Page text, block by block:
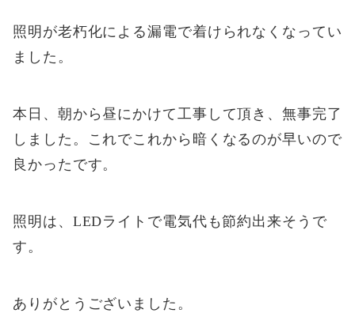
照明が老朽化による漏電で着けられなくなってい
ました。
本日、朝から昼にかけて工事して頂き、無事完了
しました。これでこれから暗くなるのが早いので
良かったです。
照明は、LEDライトで電気代も節約出来そうで
す。
ありがとうございました。